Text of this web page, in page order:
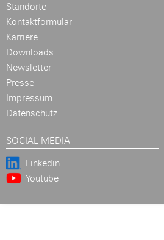
Standorte
Kontaktformular
Karriere
Downloads
Newsletter
Presse
Impressum
Datenschutz
SOCIAL MEDIA
Linkedin
Youtube